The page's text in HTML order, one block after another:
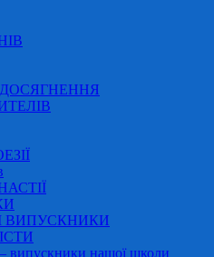
ВИПУСКНИКИ
випускники нашої школи